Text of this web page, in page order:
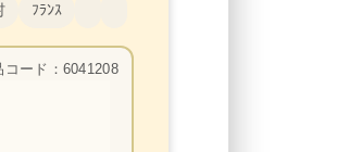
ﾌﾗﾝｽ
コード：6041208